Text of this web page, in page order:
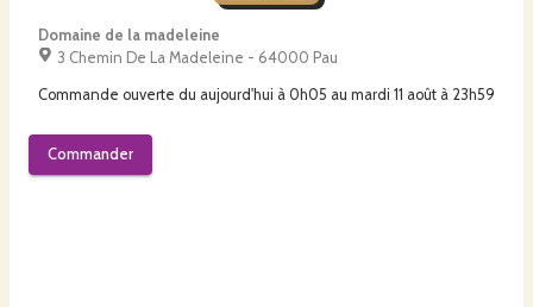
Domaine de la madeleine
3 Chemin De La Madeleine - 64000 Pau
Commande ouverte du aujourd'hui à 0h05 au mardi 11 août à 23h59
Commander